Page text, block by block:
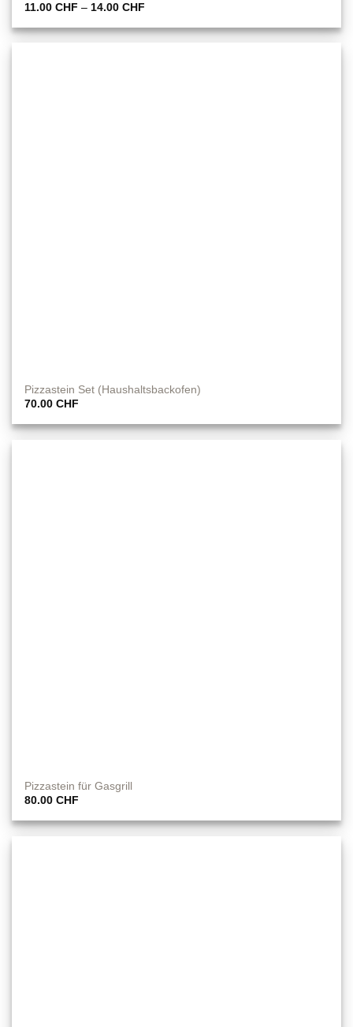
11.00CHF – 14.00CHF
bis
14.00 CHF
Pizzastein Set (Haushaltsbackofen)
70.00CHF
Pizzastein für Gasgrill
80.00CHF